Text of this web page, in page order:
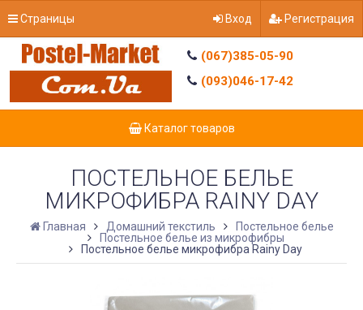
Страницы Вход Регистрация
(067)385-05-90
(093)046-17-42
Каталог товаров
ПОСТЕЛЬНОЕ БЕЛЬЕ
МИКРОФИБРА RAINY DAY
Главная Домашний текстиль
Постельное белье
Постельное белье из микрофибры
Постельное белье микрофибра Rainy Day